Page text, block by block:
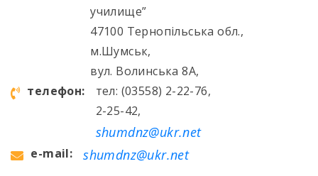
училище”
47100 Тернопільська обл.,
м.Шумськ,
вул. Волинська 8А,
телефон:
тел: (03558) 2-22-76,
2-25-42,
shumdnz@ukr.net
e-mail: shumdnz@ukr.net